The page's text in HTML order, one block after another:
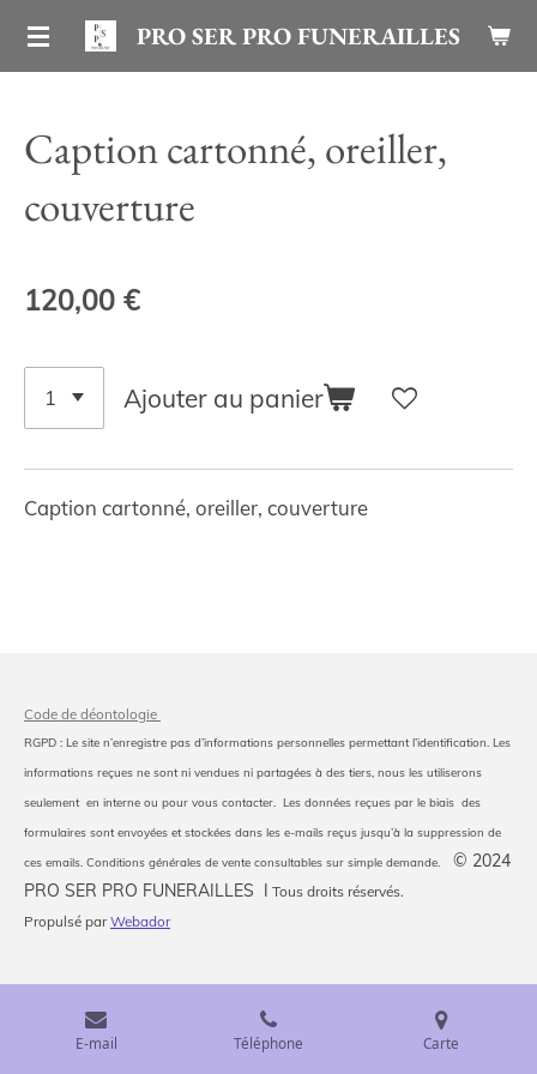
Passer
principal
PRO SER PRO FUNERAILLES
Caption cartonné, oreiller,
couverture
120,00 €
Ajouter au panier
Caption cartonné, oreiller, couverture
Code de déontologie
RGPD : Le site n’enregistre pas d’informations personnelles permettant l’identification. Les
informations reçues ne sont ni vendues ni partagées à des tiers, nous les utiliserons
seulement en interne ou pour vous contacter. Les données reçues par le biais des
formulaires sont envoyées et stockées dans les e-mails reçus jusqu’à la suppression de
ces emails. Conditions générales de vente consultables sur simple demande.
© 2024
PRO SER PRO FUNERAILLES I Tous droits réservés.
Propulsé parWebador
E-mail Téléphone Carte